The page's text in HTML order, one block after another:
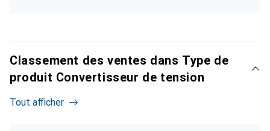
Classement des ventes dans Type de
produit Convertisseur de tension
Tout afficher